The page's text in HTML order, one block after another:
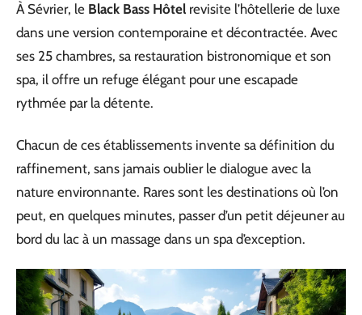
À Sévrier, le Black Bass Hôtel revisite l’hôtellerie de luxe
dans une version contemporaine et décontractée. Avec
ses 25 chambres, sa restauration bistronomique et son
spa, il offre un refuge élégant pour une escapade
rythmée par la détente.
Chacun de ces établissements invente sa définition du
raffinement, sans jamais oublier le dialogue avec la
nature environnante. Rares sont les destinations où l’on
peut, en quelques minutes, passer d’un petit déjeuner au
bord du lac à un massage dans un spa d’exception.